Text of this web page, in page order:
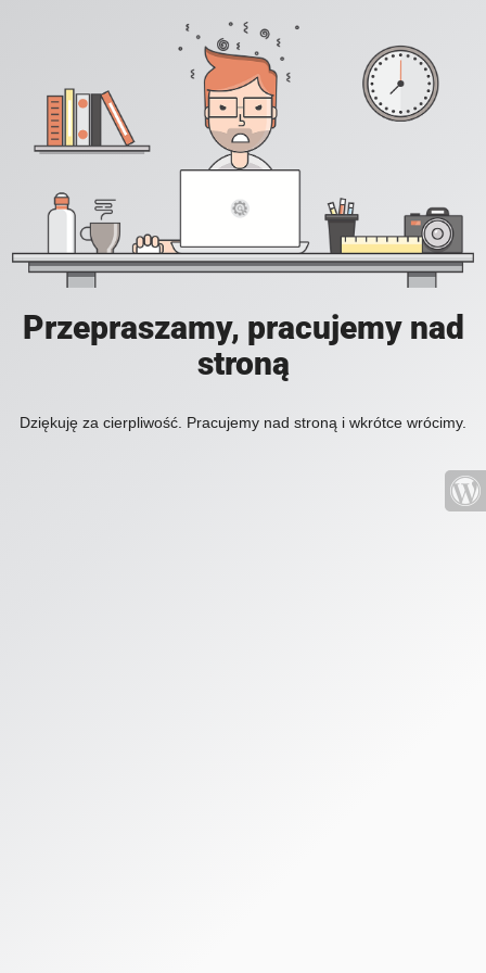
Przepraszamy, pracujemy nad
stroną
Dziękuję za cierpliwość. Pracujemy nad stroną i wkrótce wrócimy.